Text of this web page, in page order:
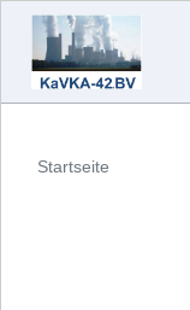
Startseite